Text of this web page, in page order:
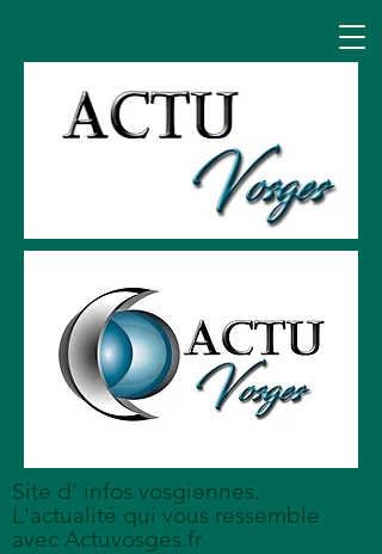
Site d' infos vosgiennes.
L'actualité qui vous ressemble
avec Actuvosges.fr